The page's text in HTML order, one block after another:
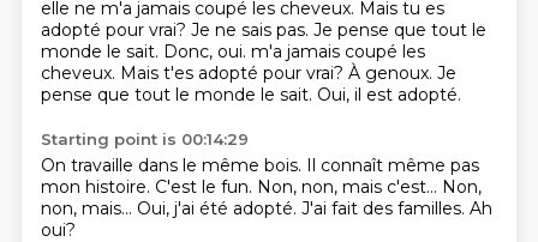
elle ne m'a jamais coupé les cheveux. Mais tu es
adopté pour vrai? Je ne sais pas. Je pense que tout le
monde le sait. Donc, oui. m'a jamais coupé les
cheveux. Mais t'es adopté pour vrai? À genoux. Je
pense que tout le monde le sait. Oui, il est adopté.
Starting point is 00:14:29
On travaille dans le même bois. Il connaît même pas
mon histoire. C'est le fun. Non, non, mais c'est... Non,
non, mais... Oui, j'ai été adopté. J'ai fait des familles. Ah
oui?